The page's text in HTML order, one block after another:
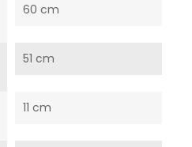
60 cm
51 cm
11 cm